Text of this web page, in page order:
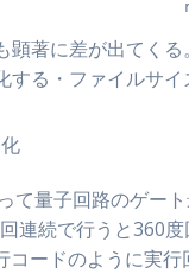
顕著に差が出てく
る・ファイルサイ
て量子回路のゲー
連続で行うと360
コードのように実行